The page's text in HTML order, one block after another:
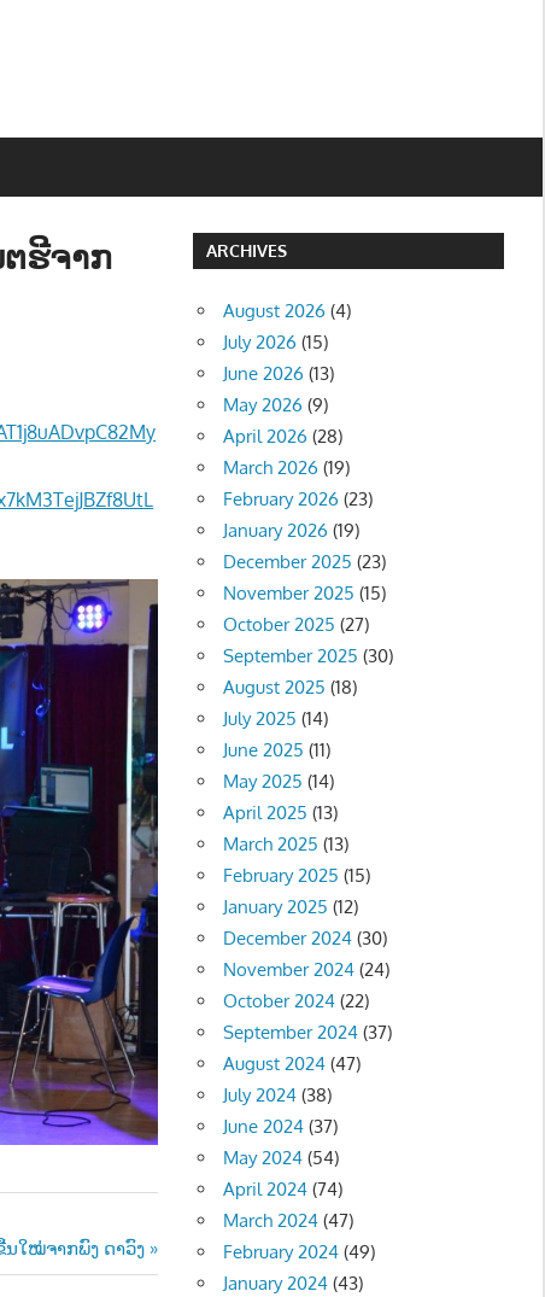
ຮີຈາກ
ນໃໝ່ຈາກພົງ ດາວົງ
ARCHIVES
August 2026 (4)
July 2026 (15)
June 2026 (13)
May 2026 (9)
April 2026 (28)
March 2026 (19)
February 2026 (23)
January 2026 (19)
December 2025 (23)
November 2025 (15)
October 2025 (27)
September 2025 (30)
August 2025 (18)
July 2025 (14)
June 2025 (11)
May 2025 (14)
April 2025 (13)
March 2025 (13)
February 2025 (15)
January 2025 (12)
December 2024 (30)
November 2024 (24)
October 2024 (22)
September 2024 (37)
August 2024 (47)
July 2024 (38)
June 2024 (37)
May 2024 (54)
April 2024 (74)
March 2024 (47)
February 2024 (49)
January 2024 (43)